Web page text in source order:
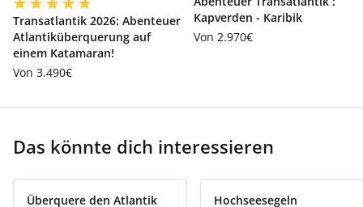
Transatlantik 2026: Abenteuer
Atlantiküberquerung auf
einem Katamaran!
Von 3.490€
Kapverden - Karibik
Von 2.970€
Das könnte dich interessieren
Überquere den Atlantik
Hochseesegeln